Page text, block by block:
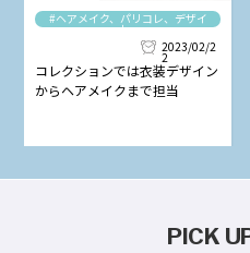
#ヘアメイク、パリコレ、デザイ
ナー
2023/02/2
2
コレクションでは衣装デザイン
からヘアメイクまで担当
PICK